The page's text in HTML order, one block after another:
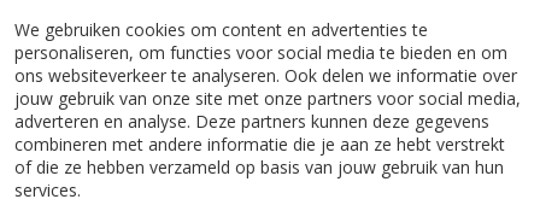
We gebruiken cookies om content en advertenties te
personaliseren, om functies voor social media te bieden en om
ons websiteverkeer te analyseren. Ook delen we informatie over
jouw gebruik van onze site met onze partners voor social media,
adverteren en analyse. Deze partners kunnen deze gegevens
combineren met andere informatie die je aan ze hebt verstrekt
of die ze hebben verzameld op basis van jouw gebruik van hun
services.
Sereh Rond - D47cm